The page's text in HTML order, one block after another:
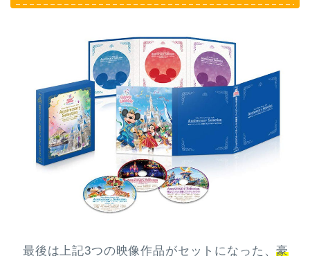
最後は上記3つの映像作品がセットになった、豪